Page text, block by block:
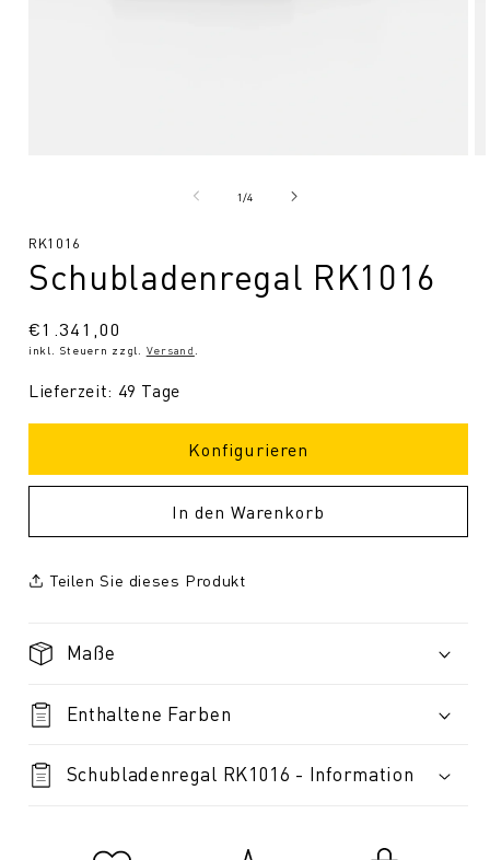
1/von
4
SKU:
RK1016
Schubladenregal RK1016
Normaler
Preis
€1.341,00
inkl. Steuern zzgl. Versand
Lieferzeit: 49 Tage
Konfigurieren
In den Warenkorb
Teilen Sie dieses Produkt
Maße
Enthaltene Farben
Schubladenregal RK1016 - Information